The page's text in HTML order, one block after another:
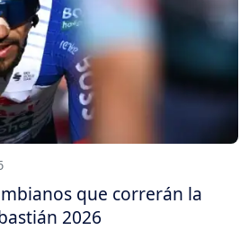
que correrán la
2026